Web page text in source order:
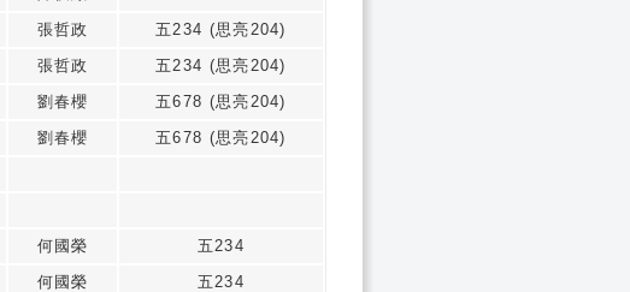
張哲政
五234 (思亮204)
張哲政
五234 (思亮204)
劉春櫻
五678 (思亮204)
劉春櫻
五678 (思亮204)
何國榮
五234
何國榮
五234